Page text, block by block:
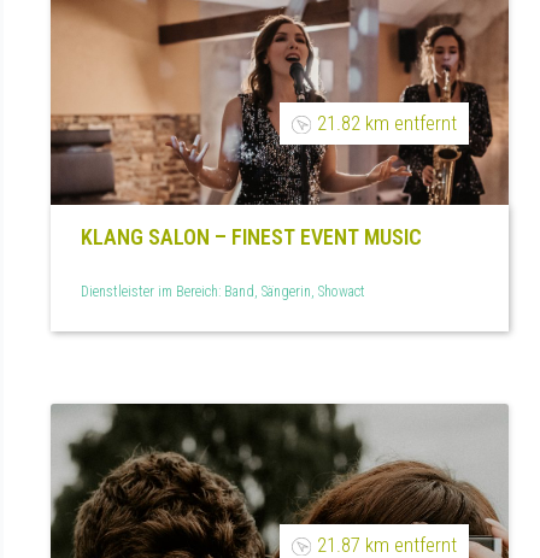
21.82 km entfernt
KLANG SALON – FINEST EVENT MUSIC
Dienstleister im Bereich: Band, Sängerin, Showact
21.87 km entfernt